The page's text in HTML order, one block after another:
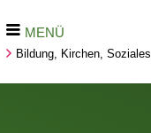
MENÜ
Bildung, Kirchen, Soziales